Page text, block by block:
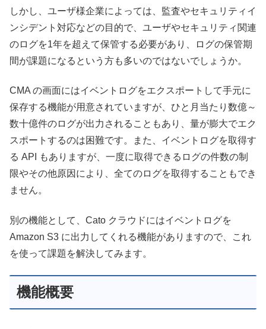
しかし、ユーザ様企業によっては、監査やセキュリティイ
ンシデント対応などの目的で、ユーザやセキュリティ関連
のログを1年を超えて保管する必要があり、ログの保管期
間が課題になるという方も多いのではないでしょうか。
CMA の画面にはイベントログをエクスポートして手元に
保存する機能が用意されていますが、ひと月当たり数億～
数十億件のログが出力されることもあり、量が膨大でエク
スポートするのは困難です。また、イベントログを取得す
る API もありますが、一度に取得できるログの件数の制
限やその他原因により、全てのログを取得することもでき
ません。
別の機能として、Cato クラウドにはイベントログを
Amazon S3 に出力してくれる機能がありますので、これ
を使って課題を解決してみます。
機能概要